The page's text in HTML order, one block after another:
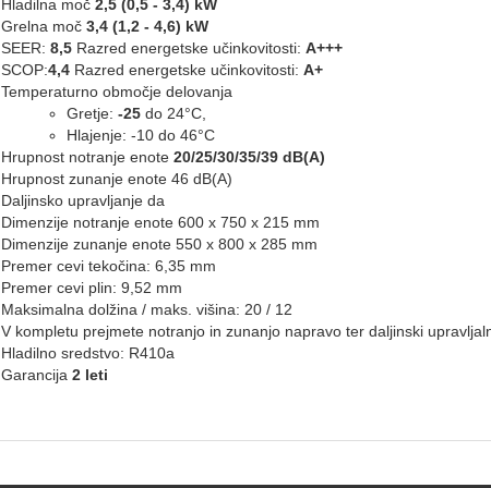
Hladilna moč 2,5 (0,5 - 3,4) kW
Grelna moč 3,4 (1,2 - 4,6) kW
SEER: 8,5 Razred energetske učinkovitosti: A+++
SCOP:4,4 Razred energetske učinkovitosti: A+
Temperaturno območje delovanja
Gretje: -25 do 24°C,
Hlajenje: -10 do 46°C
Hrupnost notranje enote 20/25/30/35/39 dB(A)
Hrupnost zunanje enote 46 dB(A)
Daljinsko upravljanje da
Dimenzije notranje enote 600 x 750 x 215 mm
Dimenzije zunanje enote 550 x 800 x 285 mm
Premer cevi tekočina: 6,35 mm
Premer cevi plin: 9,52 mm
Maksimalna dolžina / maks. višina: 20 / 12
V kompletu prejmete notranjo in zunanjo napravo ter daljinski
Hladilno sredstvo: R410a
Garancija 2 leti